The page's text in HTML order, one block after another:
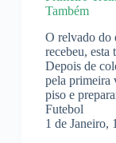
Também
O relvado do
recebeu,
Depois de
pela primeira
piso e
Futebol
1 de Janeiro,